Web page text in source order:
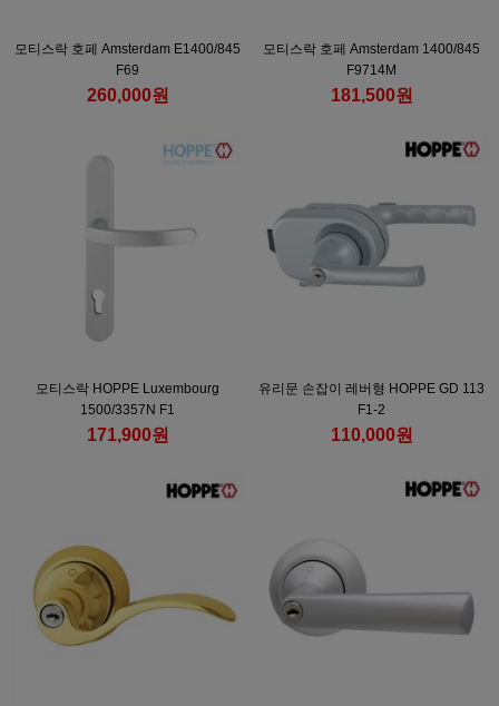
모티스락 호페 Amsterdam E1400/845
F69
260,000원
모티스락 호페 Amsterdam 1400/845
F9714M
181,500원
모티스락 HOPPE Luxembourg
1500/3357N F1
171,900원
유리문 손잡이 레버형 HOPPE GD 113
F1-2
110,000원